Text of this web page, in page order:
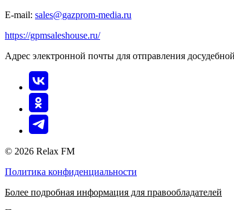
E-mail: sales@gazprom-media.ru
https://gpmsaleshouse.ru/
Адрес электронной почты для отправления
© 2026 Relax FM
Политика конфиденциальности
Более подробная информация для правообладателей